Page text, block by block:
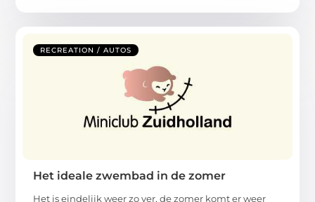
RECREATION / AUTOS
Het ideale zwembad in de zomer
Het is eindelijk weer zo ver, de zomer komt er weer